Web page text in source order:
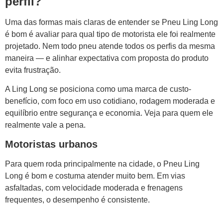
Uma das formas mais claras de entender se Pneu Ling Long
é bom é avaliar para qual tipo de motorista ele foi realmente
projetado. Nem todo pneu atende todos os perfis da mesma
maneira — e alinhar expectativa com proposta do produto
evita frustração.
A Ling Long se posiciona como uma marca de custo-
benefício, com foco em uso cotidiano, rodagem moderada e
equilíbrio entre segurança e economia. Veja para quem ele
realmente vale a pena.
Motoristas urbanos
Para quem roda principalmente na cidade, o Pneu Ling
Long é bom e costuma atender muito bem. Em vias
asfaltadas, com velocidade moderada e frenagens
frequentes, o desempenho é consistente.